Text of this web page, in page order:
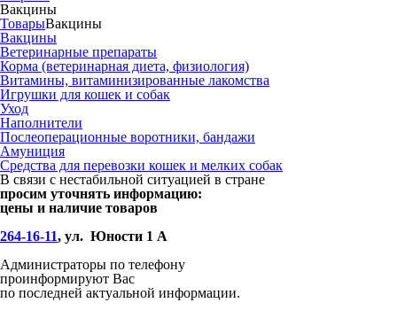
Вакцины
ТоварыВакцины
Вакцины
Ветеринарные препараты
Корма (ветеринарная диета, физиология)
Витамины, витаминизированные лакомства
Игрушки для кошек и собак
Уход
Наполнители
Послеоперационные воротники, бандажи
Амуниция
Средства для перевозки кошек и мелких собак
В связи с нестабильной ситуацией в стране
просим уточнять информацию:
цены и наличие товаров
264-16-11, ул. Юности 1 А
Администраторы по телефону
проинформируют Вас
по последней актуальной информации.